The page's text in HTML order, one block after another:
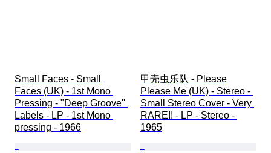
Small Faces - Small
Faces (UK) - 1st Mono
Pressing - "Deep Groove''
Labels - LP - 1st Mono
pressing - 1966
甲壳虫乐队 - Please
Please Me (UK) - Stereo -
Small Stereo Cover - Very
RARE!! - LP - Stereo -
1965